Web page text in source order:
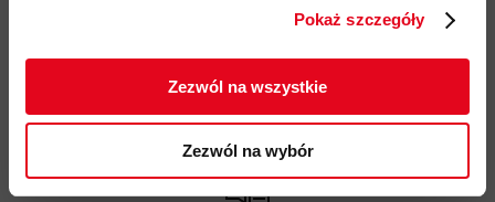
Pokaż szczegóły
Zezwól na wszystkie
Zezwól na wybór
Darmowa dostawa od 200 zł
Możliwy odbiór w sklepie